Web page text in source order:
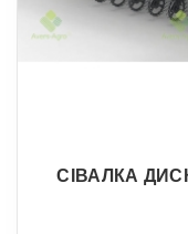
СІВАЛКА